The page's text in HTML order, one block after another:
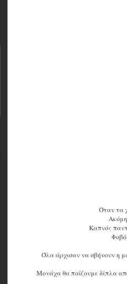
Όταν τα
Καπνός
Όλα άρχισαν να σβήνουν η
Μονάχα θα παίζουμε δίπλα